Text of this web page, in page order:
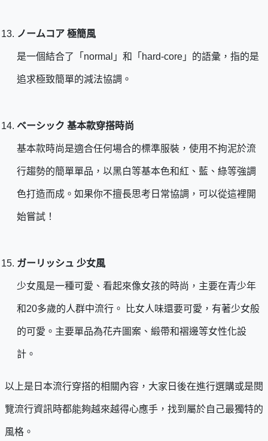
ノームコア 極簡風
是一個結合了「normal」和「hard-core」的語彙，指的是
追求極致簡單的減法協調。
ベーシック 基本款穿搭時尚
基本款時尚是適合任何場合的標準服裝，使用不拘泥於流
行趨勢的簡單單品，以黑白等基本色和紅、藍、綠等強調
色打造而成。如果你不擅長思考日常協調，可以從這裡開
始嘗試！
ガーリッシュ 少女風
少女風是一種可愛、看起來像女孩的時尚，主要在青少年
和20多歲的人群中流行。 比女人味還要可愛，有著少女般
的可愛。主要單品為花卉圖案、緞帶和褶邊等女性化設
計。
以上是日本流行穿搭的相關內容，大家日後在進行選購或是閱
覽流行資訊時都能夠越來越得心應手，找到屬於自己最獨特的
風格。